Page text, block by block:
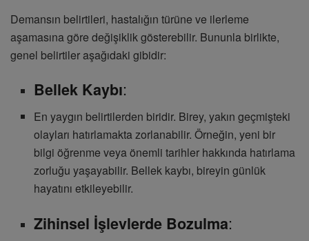
Demansın belirtileri, hastalığın türüne ve ilerleme
aşamasına göre değişiklik gösterebilir. Bununla birlikte,
genel belirtiler aşağıdaki gibidir:
Bellek Kaybı:
En yaygın belirtilerden biridir. Birey, yakın geçmişteki
olayları hatırlamakta zorlanabilir. Örneğin, yeni bir
bilgi öğrenme veya önemli tarihler hakkında hatırlama
zorluğu yaşayabilir. Bellek kaybı, bireyin günlük
hayatını etkileyebilir.
Zihinsel İşlevlerde Bozulma: